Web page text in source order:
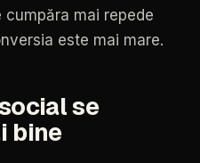
cumpăra mai repede
este mai mare.
se
bine